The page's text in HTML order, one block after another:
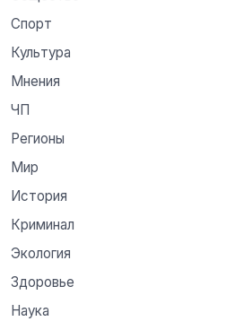
Спорт
Культура
Мнения
ЧП
Регионы
Мир
История
Криминал
Экология
Здоровье
Наука